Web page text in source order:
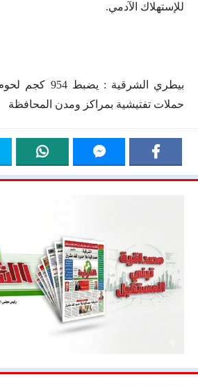
للإستهلاك الآدمي.
بيطري الشرقية :
حملات تفتيشية بمراكز ومدن المحافظة